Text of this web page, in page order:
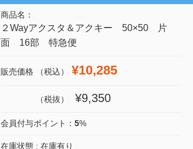
商品名：
２Wayアクスタ＆アクキー 50×50 片
面 16部 特急便
販売価格 （税込） ¥10,285
（税抜） ¥9,350
会員付与ポイント： 5%
在庫状態 : 在庫有り